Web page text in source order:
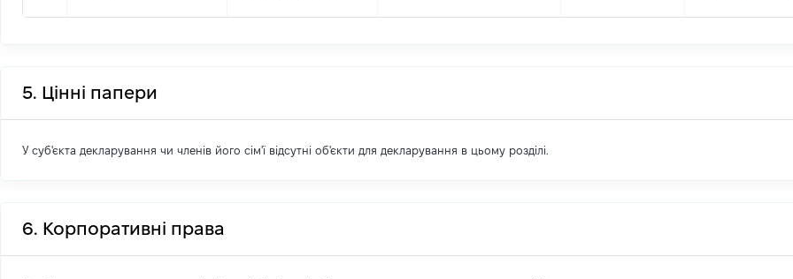
5. Цінні папери
У суб'єкта декларування чи членів його сім'ї відсутні об'єкти для декларування в цьому розділі.
6. Корпоративні права